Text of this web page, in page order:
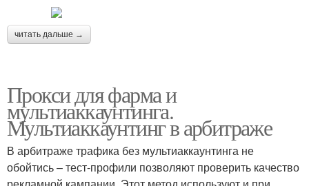
читать дальше →
Прокси для фарма и
мультиаккаунтинга.
Мультиаккаунтинг в арбитраже
В арбитраже трафика без мультиаккаунтинга не
обойтись – тест-профили позволяют проверить качество